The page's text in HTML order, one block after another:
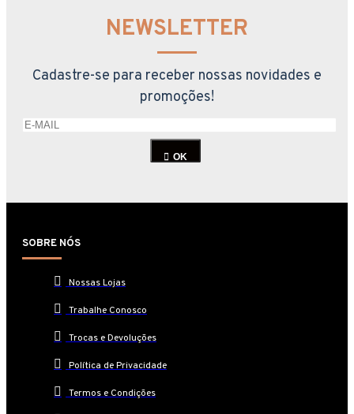
NEWSLETTER
Cadastre-se para receber nossas novidades e
promoções!
OK
SOBRE NÓS
Nossas Lojas
Trabalhe Conosco
Trocas e Devoluções
Política de Privacidade
Termos e Condições